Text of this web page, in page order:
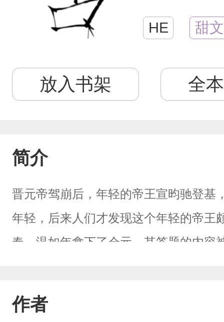
HE 甜文
放入书架 全
简介
晋元帝驾崩后，年轻的帝王宣昀驰登基
年轻，后来人们才发现这个年轻的帝王
春，温如年拿下了会元，其答题的内容
史，如有错误请勿深究！第一次写权
作者